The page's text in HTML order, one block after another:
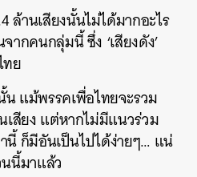
ล้านเสียงนั้นไม่ได้มากอะไร
กคนกลุ่มนี้ ซึ่ง ‘เสียงดัง’
ย
แม้พรรคเพื่อไทยจะรวม
เสียง แต่หากไม่มีแนวร่วม
นี้ ก็มีอันเป็นไปได้ง่ายๆ… แน่
นี้มาแล้ว